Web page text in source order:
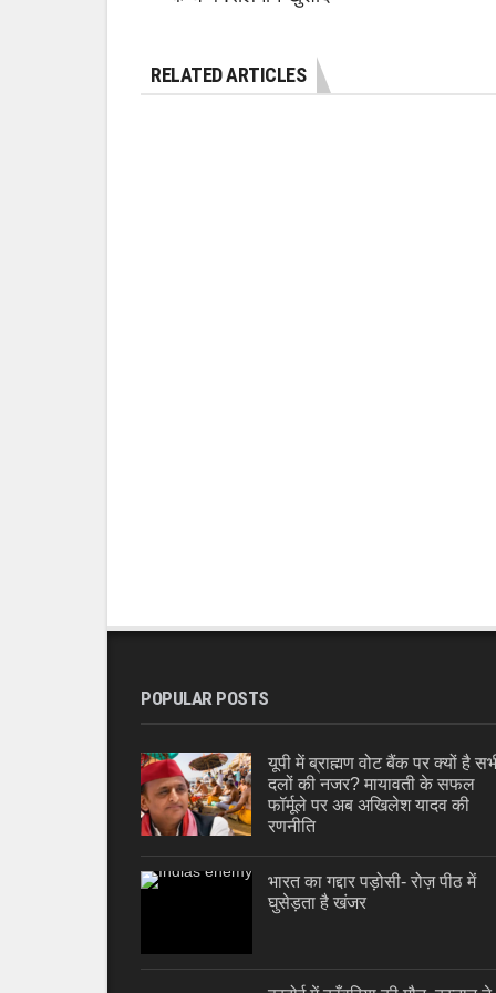
RELATED ARTICLES
POPULAR POSTS
यूपी में ब्राह्मण वोट बैंक पर क्यों है
दलों की नजर? मायावती के सफल
फॉर्मूले पर अब अखिलेश यादव की
रणनीति
भारत का गद्दार पड़ोसी- रोज़ पीठ में
घुसेड़ता है खंजर